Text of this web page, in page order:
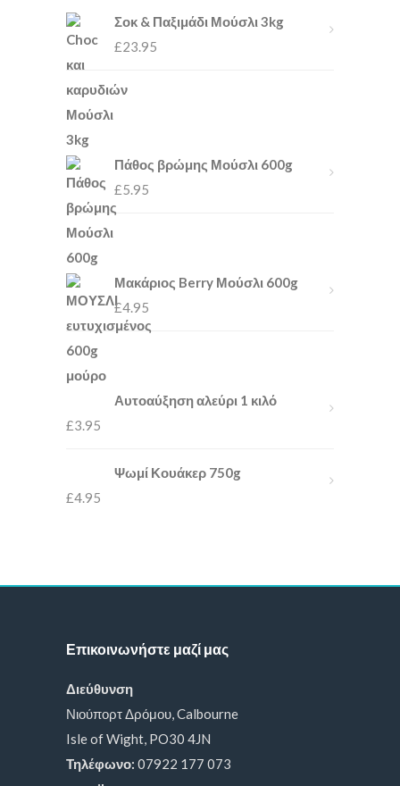
Σοκ & Παξιμάδι Μούσλι 3kg
£23.95
Πάθος βρώμης Μούσλι 600g
£5.95
Μακάριος Berry Μούσλι 600g
£4.95
Αυτοαύξηση αλεύρι 1 κιλό
£3.95
Ψωμί Κουάκερ 750g
£4.95
Επικοινωνήστε μαζί μας
Διεύθυνση
Νιούπορτ Δρόμου, Calbourne
Isle of Wight, PO30 4JN
Τηλέφωνο: 07922 177 073